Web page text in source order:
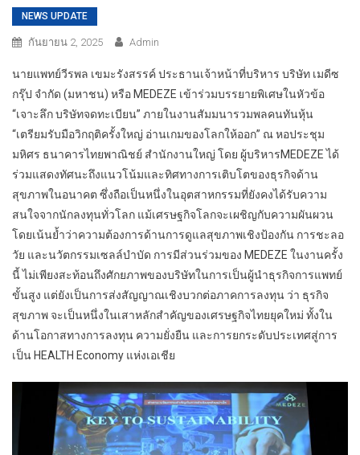
NEWS UPDATE
กันยายน 2, 2025 Admin
นายแพทย์วีรพล เขมะรังสรรค์ ประธานเจ้าหน้าที่บริหาร บริษัท เมดีซ
กรุ๊ป จำกัด (มหาชน) หรือ MEDEZE เข้าร่วมบรรยายพิเศษในหัวข้อ
“เจาะลึก บริษัทจดทะเบียน” ภายในงานสัมมนารวมพลคนทันหุ้น
“เตรียมรับมือวิกฤติครั้งใหญ่ อ่านเกมของโลกให้ออก” ณ หอประชุม
มหิศร ธนาคารไทยพาณิชย์ สำนักงานใหญ่ โดย ผู้บริหารMEDEZE ได้
ร่วมแสดงทัศนะถึงแนวโน้มและทิศทางการเติบโตของธุรกิจด้าน
สุขภาพในอนาคต ซึ่งถือเป็นหนึ่งในอุตสาหกรรมที่ยังคงได้รับความ
สนใจจากนักลงทุนทั่วโลก แม้เศรษฐกิจโลกจะเผชิญกับความผันผวน
โดยเน้นย้ำว่าความต้องการด้านการดูแลสุขภาพเชิงป้องกัน การชะลอ
วัย และนวัตกรรมเซลล์บำบัด การมีส่วนร่วมของ MEDEZE ในงานครั้ง
นี้ ไม่เพียงสะท้อนถึงศักยภาพของบริษัทในการเป็นผู้นำธุรกิจการแพทย์
ขั้นสูง แต่ยังเป็นการส่งสัญญาณเชิงบวกต่อภาคการลงทุน ว่า ธุรกิจ
สุขภาพ จะเป็นหนึ่งในเสาหลักสำคัญของเศรษฐกิจไทยยุคใหม่ ทั้งใน
ด้านโอกาสทางการลงทุน ความยั่งยืน และการยกระดับประเทศสู่การ
เป็น HEALTH Economy แห่งเอเชีย